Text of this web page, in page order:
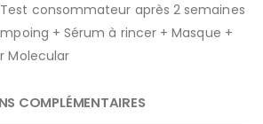
consommateur après 2 semaines
+ Sérum à rincer + Masque +
Molecular
COMPLÉMENTAIRES